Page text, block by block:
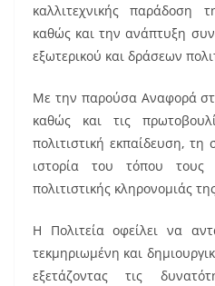
καλλιτεχνικής παράδοση
καθώς και την ανάπτυξη
εξωτερικού και δράσεων
Με την παρούσα Αναφορά
καθώς και τις
πολιτιστική εκπαίδευση,
ιστορία του τόπου
πολιτιστικής κληρονομιάς
Η Πολιτεία οφείλει να
τεκμηριωμένη και
εξετάζοντας τις